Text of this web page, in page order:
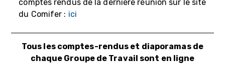
comptes rendus de la dernière réunion sur le site
du Comifer : ici
Tous les comptes-rendus et diaporamas de
chaque Groupe de Travail sont en ligne